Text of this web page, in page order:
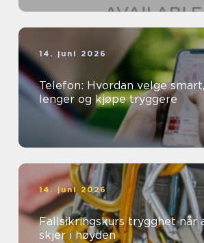
14. juni 2026
Telefon: Hvordan velge
lenger og kjøpe tryggere
14. juni 2026
Fallsikringskurs trygghet når arbeidet
skjer i høyden